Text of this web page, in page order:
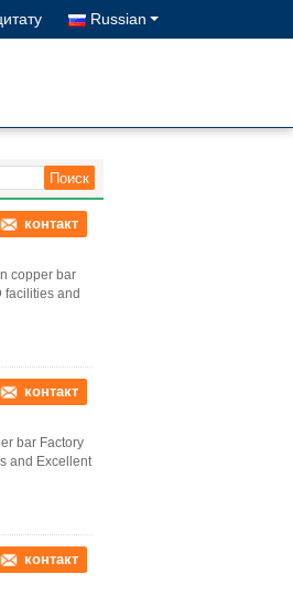
Russian
контакт
copper bar
facilities and
контакт
bar Factory
and Excellent
контакт